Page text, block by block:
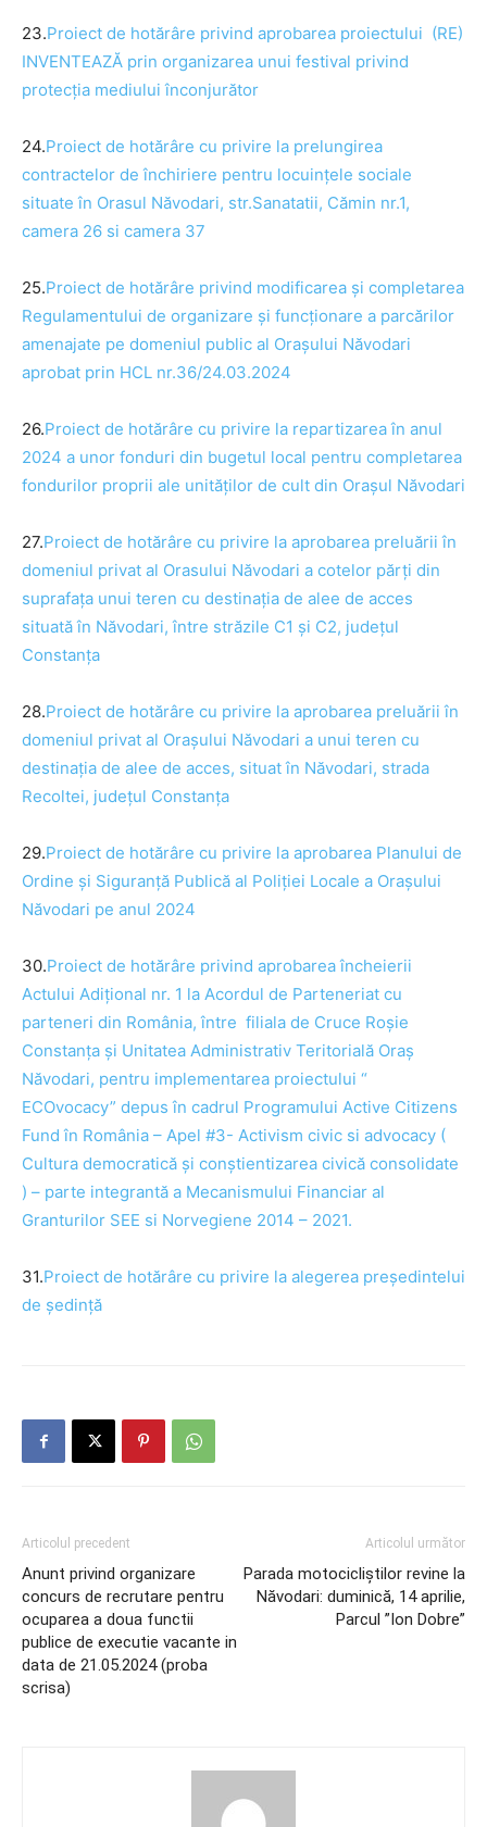
23.Proiect de hotărâre privind aprobarea proiectului (RE)
INVENTEAZĂ prin organizarea unui festival privind
protecția mediului înconjurător
24.Proiect de hotărâre cu privire la prelungirea
contractelor de închiriere pentru locuințele sociale
situateîn Orasul Năvodari, str.Sanatatii, Cămin nr.1,
camera 26 si camera 37
25.Proiect de hotărâre privind modificarea și completarea
Regulamentului de organizare și funcționare a parcărilor
amenajate pe domeniul public al Orașului Năvodari
aprobat prin HCL nr.36/24.03.2024
26.Proiect de hotărâre cu privire la repartizareaîn anul
2024 a unor fonduri din bugetul local pentru completarea
fondurilor proprii ale unităților de cult din Orașul Năvodari
27.Proiect de hotărâre cu privire la aprobarea preluăriiîn
domeniul privat al Orasului Năvodari a cotelor părți din
suprafața unui teren cu destinația de alee de acces
situatăîn Năvodari, între străzile C1 și C2, județul
Constanța
28.Proiect de hotărâre cu privire la aprobarea preluării în
domeniul privat al Orașului Năvodari a unui teren cu
destinația de alee de acces, situatîn Năvodari, strada
Recoltei, județul Constanța
29.Proiect de hotărâre cu privire la aprobarea Planului de
Ordine și Siguranță Publică al Poliției Locale a Orașului
Năvodari pe anul 2024
30.Proiect de hotărâre privind aprobarea încheierii
Actului Adițional nr. 1 la Acordul de Parteneriat cu
parteneri din România, între filiala de Cruce Roșie
Constanța și Unitatea Administrativ Teritorială Oraș
Năvodari, pentru implementarea proiectului “
ECOvocacy” depus în cadrul Programului Active Citizens
Fund în România – Apel #3- Activism civic si advocacy (
Cultura democratică și conștientizarea civică consolidate
) – parte integrantă a Mecanismului Financiar al
Granturilor SEE si Norvegiene 2014 – 2021.
31.Proiect de hotărâre cu privire la alegerea preşedintelui
de şedinţă
Articolul precedent
Anunt privind organizare
concurs de recrutare pentru
ocuparea a doua functii
publice de executie vacante in
data de 21.05.2024 (proba
scrisa)
Articolul următor
Parada motocicliștilor revine la
Năvodari: duminică, 14 aprilie,
Parcul ”Ion Dobre”